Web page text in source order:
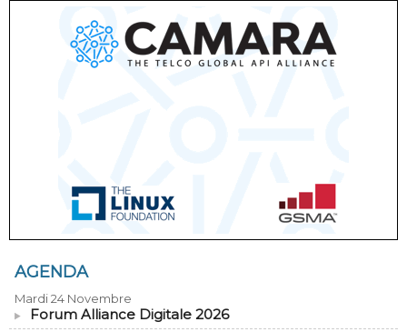
AGENDA
Mardi 24 Novembre
Forum Alliance Digitale 2026